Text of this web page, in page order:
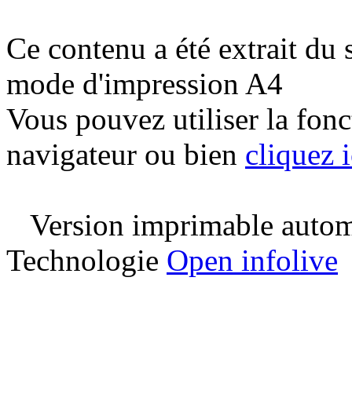
Ce contenu a été extrait
mode d'impression A4
Vous pouvez utiliser la
navigateur ou bien cliquez
Version imprimable
Technologie Open infolive